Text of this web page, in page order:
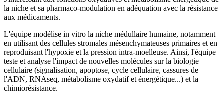
la niche et sa pharmaco-modulation en adéquation avec la résistance
aux médicaments.
L'équipe modélise in vitro la niche médullaire humaine, notamment
en utilisant des cellules stromales mésenchymateuses primaires et en
reproduisant l'hypoxie et la pression intra-moelleuse. Ainsi, l'équipe
teste et analyse l'impact de nouvelles molécules sur la biologie
cellulaire (signalisation, apoptose, cycle cellulaire, cassures de
l'ADN, RNAseq, métabolisme oxydatif et énergétique...) et la
chimiorésistance.